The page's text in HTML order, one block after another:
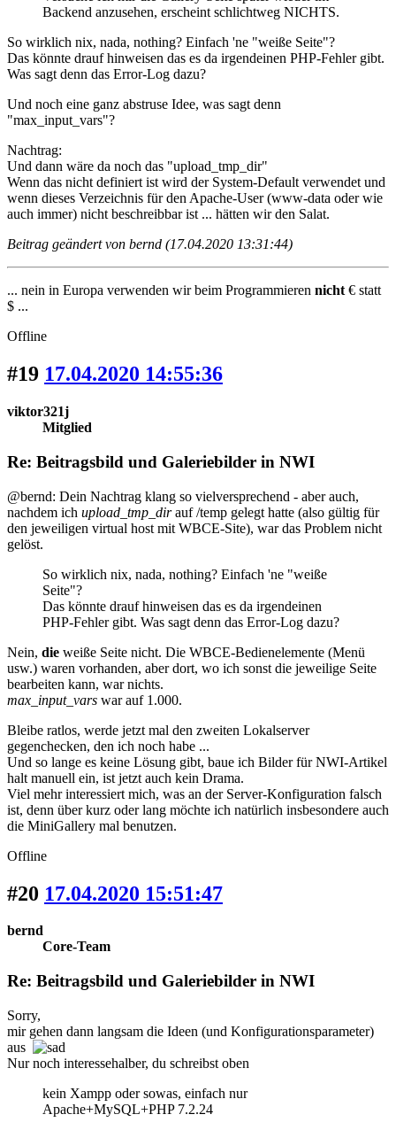
Backend anzusehen, erscheint schlichtweg NICHTS.
So wirklich nix, nada, nothing? Einfach 'ne "weiße Seite"?
Das könnte drauf hinweisen das es da irgendeinen PHP-Fehler gibt.
Was sagt denn das Error-Log dazu?
Und noch eine ganz abstruse Idee, was sagt denn
"max_input_vars"?
Nachtrag:
Und dann wäre da noch das "upload_tmp_dir"
Wenn das nicht definiert ist wird der System-Default verwendet und
wenn dieses Verzeichnis für den Apache-User (www-data oder wie
auch immer) nicht beschreibbar ist ... hätten wir den Salat.
Beitrag geändert von bernd (17.04.2020 13:31:44)
... nein in Europa verwenden wir beim Programmieren nicht € statt
$ ...
Offline
#19 17.04.2020 14:55:36
viktor321j
Mitglied
Re: Beitragsbild und Galeriebilder in NWI
@bernd: Dein Nachtrag klang so vielversprechend - aber auch,
nachdem ich upload_tmp_dirauf /temp gelegt hatte (also gültig für
den jeweiligen virtual host mit WBCE-Site), war das Problem nicht
gelöst.
So wirklich nix, nada, nothing? Einfach 'ne "weiße
Seite"?
Das könnte drauf hinweisen das es da irgendeinen
PHP-Fehler gibt. Was sagt denn das Error-Log dazu?
Nein, die weiße Seite nicht. Die WBCE-Bedienelemente (Menü
usw.) waren vorhanden, aber dort, wo ich sonst die jeweilige Seite
bearbeiten kann, war nichts.
max_input_vars war auf 1.000.
Bleibe ratlos, werde jetzt mal den zweiten Lokalserver
gegenchecken, den ich noch habe ...
Und so lange es keine Lösung gibt, baue ich Bilder für NWI-Artikel
halt manuell ein, ist jetzt auch kein Drama.
Viel mehr interessiert mich, was an der Server-Konfiguration falsch
ist, denn über kurz oder lang möchte ich natürlich insbesondere auch
die MiniGallery mal benutzen.
Offline
#20 17.04.2020 15:51:47
bernd
Core-Team
Re: Beitragsbild und Galeriebilder in NWI
Sorry,
mir gehen dann langsam die Ideen (und Konfigurationsparameter)
aus
Nur noch interessehalber, du schreibst oben
kein Xampp oder sowas, einfach nur
Apache+MySQL+PHP 7.2.24